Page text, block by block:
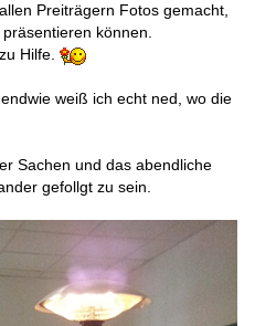
Preiträgern Fotos gemacht,
können.
Hilfe.
weiß ich echt ned, wo die
Sachen und das abendliche
gefollgt zu sein.